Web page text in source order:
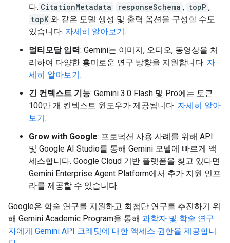
다. CitationMetadata responseSchema , topP ,
topK 와 같은 모델 생성 및 출력 옵션을 구성할 수도
있습니다. 자세히 알아보기.
멀티모달 입력: Gemini는 이미지, 오디오, 동영상을 처
리하여 다양한 흥미로운 연구 방향을 지원합니다. 자
세히 알아보기.
긴 컨텍스트 기능: Gemini 3.0 Flash 및 Pro에는 토큰
100만 개 컨텍스트 윈도우가 제공됩니다. 자세히 알아
보기.
Grow with Google: 프로덕션 사용 사례를 위해 API
및 Google AI Studio를 통해 Gemini 모델에 빠르게 액
세스합니다. Google Cloud 기반 플랫폼을 찾고 있다면
Gemini Enterprise Agent Platform에서 추가 지원 인프
라를 제공할 수 있습니다.
Google은 학술 연구를 지원하고 최첨단 연구를 추진하기 위
해 Gemini Academic Program을 통해 과학자 및 학술 연구
자에게 Gemini API 크레딧에 대한 액세스 권한을 제공합니